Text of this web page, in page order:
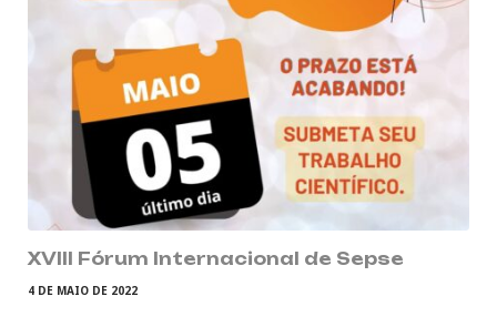
XVIII Fórum Internacional de Sepse
4 DE MAIO DE 2022